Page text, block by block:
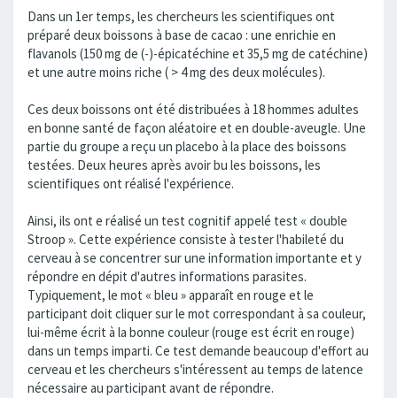
Dans un 1er temps, les chercheurs les scientifiques ont
préparé deux boissons à base de cacao : une enrichie en
flavanols (150 mg de (-)-épicatéchine et 35,5 mg de catéchine)
et une autre moins riche ( > 4 mg des deux molécules).
Ces deux boissons ont été distribuées à 18 hommes adultes
en bonne santé de façon aléatoire et en double-aveugle. Une
partie du groupe a reçu un placebo à la place des boissons
testées. Deux heures après avoir bu les boissons, les
scientifiques ont réalisé l'expérience.
Ainsi, ils ont e réalisé un test cognitif appelé test « double
Stroop ». Cette expérience consiste à tester l'habileté du
cerveau à se concentrer sur une information importante et y
répondre en dépit d'autres informations parasites.
Typiquement, le mot « bleu » apparaît en rouge et le
participant doit cliquer sur le mot correspondant à sa couleur,
lui-même écrit à la bonne couleur (rouge est écrit en rouge)
dans un temps imparti. Ce test demande beaucoup d'effort au
cerveau et les chercheurs s'intéressent au temps de latence
nécessaire au participant avant de répondre.